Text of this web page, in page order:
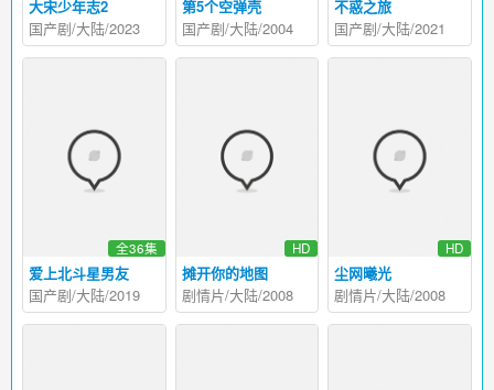
大宋少年志2
国产剧/大陆/2023
第5个空弹壳
国产剧/大陆/2004
不惑之旅
国产剧/大陆/2021
爱上北斗星男友
全36集
国产剧/大陆/2019
摊开你的地图
HD
剧情片/大陆/2008
尘网曦光
HD
剧情片/大陆/2008